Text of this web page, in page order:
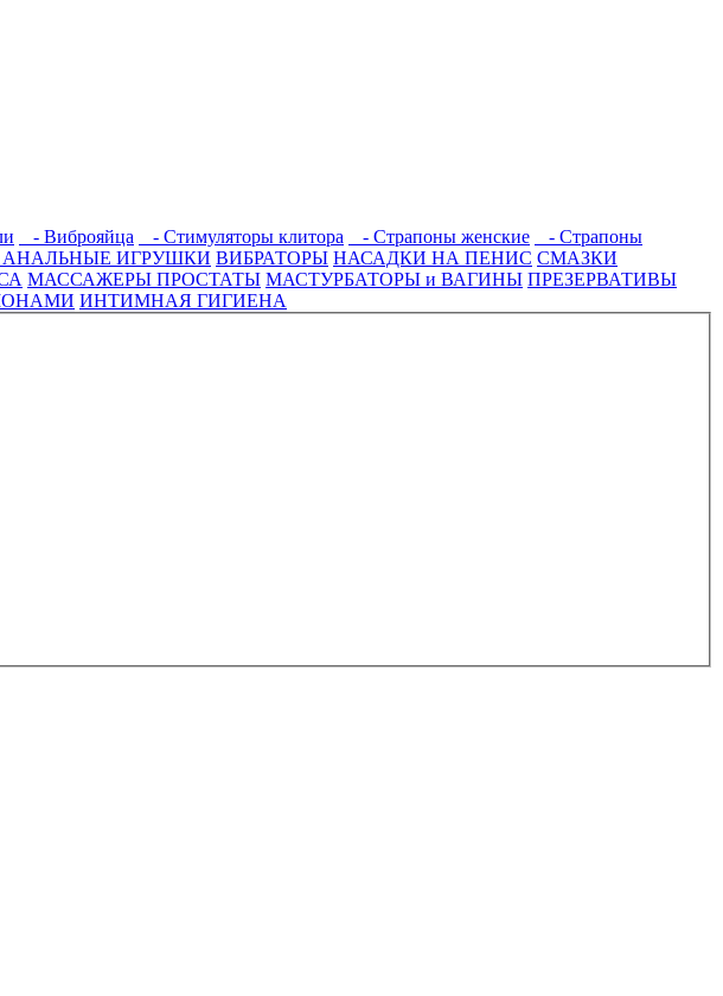
- Виброяйца - Стимуляторы клитора - Страпоны женские
- Страпоны
АНАЛЬНЫЕ ИГРУШКИ ВИБРАТОРЫ НАСАДКИ НА ПЕНИС СМАЗКИ
МАССАЖЕРЫ ПРОСТАТЫ МАСТУРБАТОРЫ и ВАГИНЫ ПРЕЗЕРВАТИВЫ
ИНТИМНАЯ ГИГИЕНА